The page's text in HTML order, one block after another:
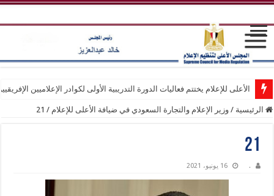
الأعلى للإعلام يختتم فعاليات الدورة التدريبية الأولى لكوادر الإعلاميين
الرئيسية / وزير الإعلام والتجارة السعودي في ضيافة الأعلى للإعلام /
21
21
. 16 يونيو، 2021